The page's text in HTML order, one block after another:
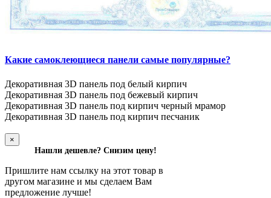
Какие самоклеющиеся панели самые популярные?
Декоративная 3D панель под белый кирпич
Декоративная 3D панель под бежевый кирпич
Декоративная 3D панель под кирпич черный мрамор
Декоративная 3D панель под кирпич песчаник
×
Нашли дешевле? Снизим цену!
Пришлите нам ссылку на этот товар в
другом магазине и мы сделаем Вам
предложение лучше!